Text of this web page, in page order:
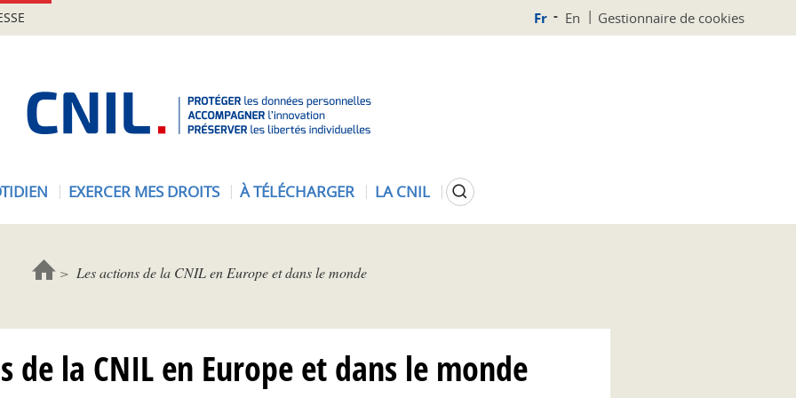
Fr En Gestionnaire de cookies
EXERCER MES DROITS À TÉLÉCHARGER LA CNIL Rechercher
Les actions de la CNIL en Europe et dans le monde
de la CNIL en Europe et dans le monde